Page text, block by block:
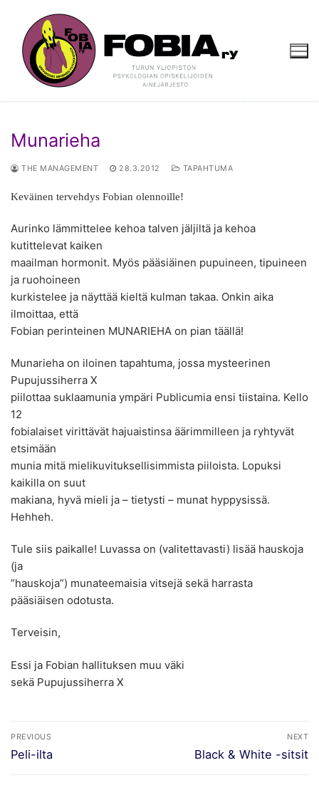
sisältöön
Munarieha
THE MANAGEMENT 28.3.2012 TAPAHTUMA
Keväinen tervehdys Fobian olennoille!
Aurinko lämmittelee kehoa talven jäljiltä ja kehoa
kutittelevat kaiken
maailman hormonit. Myös pääsiäinen pupuineen, tipuineen
ja ruohoineen
kurkistelee ja näyttää kieltä kulman takaa. Onkin aika
ilmoittaa, että
Fobian perinteinen MUNARIEHA on pian täällä!
Munarieha on iloinen tapahtuma, jossa mysteerinen
Pupujussiherra X
piilottaa suklaamunia ympäri Publicumia ensi tiistaina. Kello
12
fobialaiset virittävät hajuaistinsa äärimmilleen ja ryhtyvät
etsimään
munia mitä mielikuvituksellisimmista piiloista. Lopuksi
kaikilla on suut
makiana, hyvä mieli ja – tietysti – munat hyppysissä.
Hehheh.
Tule siis paikalle! Luvassa on (valitettavasti) lisää hauskoja
(ja
”hauskoja”) munateemaisia vitsejä sekä harrasta
pääsiäisen odotusta.
Terveisin,
Essi ja Fobian hallituksen muu väki
sekä Pupujussiherra X
Artikkelien
selaus
PREVIOUS
Previous
Peli-ilta
NEXT
Next
Black & White -sitsit